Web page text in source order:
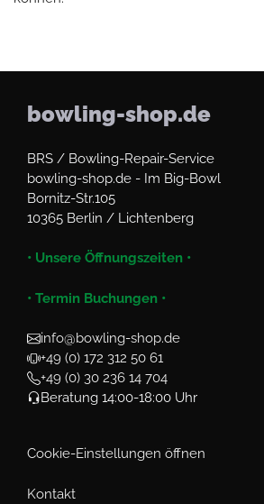
bowling-shop.de
BRS / Bowling-Repair-Service
bowling-shop.de - Im Big-Bowl
Bornitz-Str.105
10365 Berlin / Lichtenberg
• Unsere Öffnungszeiten •
• Termin Buchungen •
info@bowling-shop.de
+49 (0) 172 312 50 61
+49 (0) 30 236 14 704
Beratung 14:00-18:00 Uhr
Cookie-Einstellungen öffnen
Kontakt